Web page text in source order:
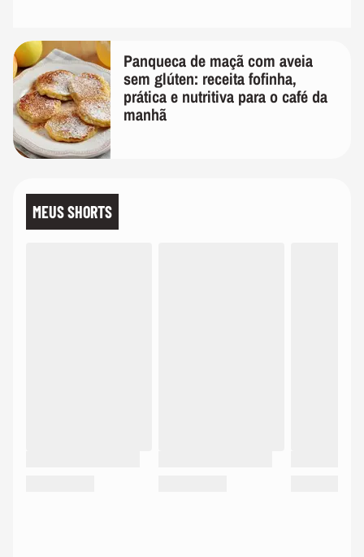
Panqueca de maçã com aveia
sem glúten: receita fofinha,
prática e nutritiva para o café da
manhã
MEUS SHORTS